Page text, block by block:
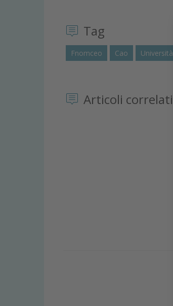
Tag
Fnomceo Cao Università
Articoli correlati